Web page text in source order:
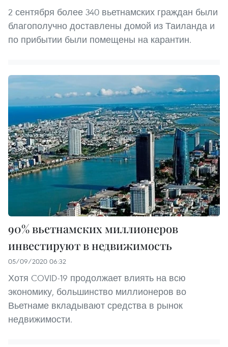
2 сентября более 340 вьетнамских граждан были
благополучно доставлены домой из Таиланда и
по прибытии были помещены на карантин.
90% вьетнамских миллионеров
инвестируют в недвижимость
05/09/2020 06:32
Хотя COVID-19 продолжает влиять на всю
экономику, большинство миллионеров во
Вьетнаме вкладывают средства в рынок
недвижимости.